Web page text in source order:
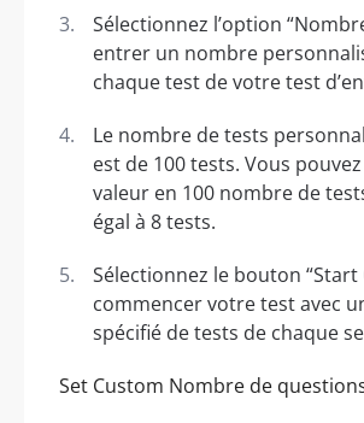
Sélectionnez l’option
entrer un nombre
chaque test de votre test
Le nombre de tests
est de 100 tests. Vous
valeur en 100 nombre de
égal à 8 tests.
Sélectionnez le bouton “Start
commencer votre test avec
spécifié de tests de chaque
Set Custom Nombre de